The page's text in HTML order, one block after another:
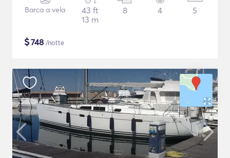
Barca a vela
43 ft
13 m
8 4 5
$748 /notte